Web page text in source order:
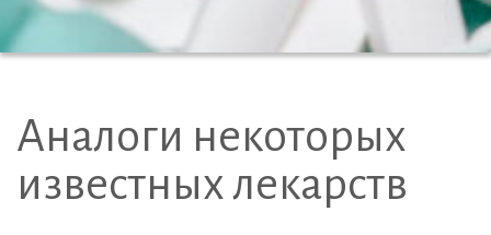
Аналоги некоторых
известных лекарств